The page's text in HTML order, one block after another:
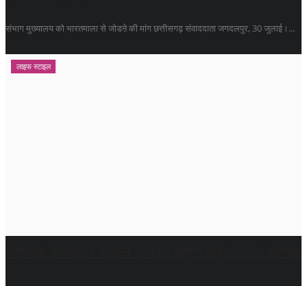
संभाग मुख्यालय को भारतमाला से जोडऩे की मांग छत्तीसगढ़ संवाददाता जगदलपुर, 30 जुलाई।...
लाइफ स्टाइल